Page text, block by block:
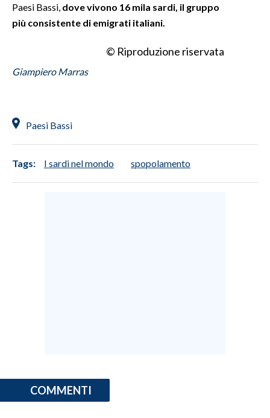
Paesi Bassi, dove vivono 16 mila sardi, il gruppo
più consistente di emigrati italiani.
© Riproduzione riservata
Giampiero Marras
Paesi Bassi
Tags: I sardi nel mondo spopolamento
COMMENTI